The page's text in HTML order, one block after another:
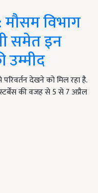
विभाग
समेत इन
उम्मीद
देखने को मिल रहा है.
की वजह से 5 से 7 अप्रैल